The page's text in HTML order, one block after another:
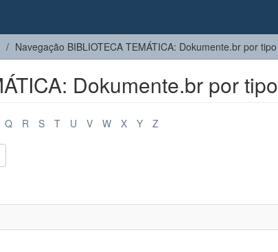
Navegação BIBLIOTECA TEMÁTICA: Dokumente.br por tipo
Dokumente.br por tipo
Q R S T U V W X Y Z